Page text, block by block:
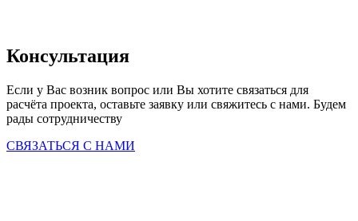
Консультация
Если у Вас возник вопрос или Вы хотите связаться для
расчёта проекта, оставьте заявку или свяжитесь с нами. Будем
рады сотрудничеству
СВЯЗАТЬСЯ С НАМИ